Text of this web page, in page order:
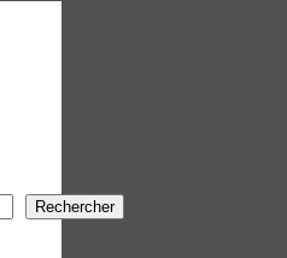
Rechercher